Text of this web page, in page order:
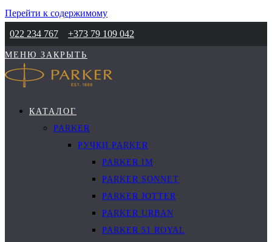
Перейти к содержимому
022 234 767
+373 79 109 042
МЕНЮ ЗАКРЫТЬ
КАТАЛОГ
PARKER
РУЧКИ PARKER
PARKER IM
PARKER SONNET
PARKER JOTTER
PARKER URBAN
PARKER 51 ROYAL